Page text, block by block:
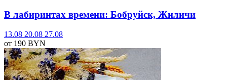
В лабиринтах времени: Бобруйск, Жиличи
13.08 20.08 27.08
от 190 BYN